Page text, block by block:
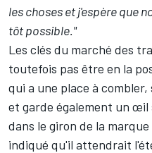
les choses et j'espère que
tôt possible."
Les clés du marché des
toutefois pas être en la
qui a une place à combler,
et garde également un œil
dans le giron de la
indiqué qu'il attendrait